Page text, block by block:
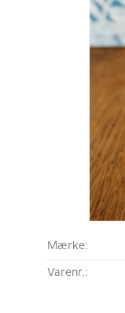
Mærke:
Varenr.: